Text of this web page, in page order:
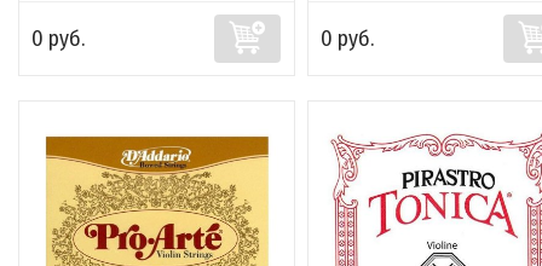
0 руб. 0 руб.